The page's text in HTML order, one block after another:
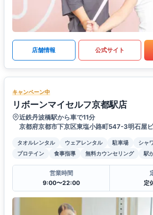
店舗情報 公式サイト
キャンペーン中
リボーンマイセルフ京都駅店
近鉄丹波橋駅から車で11分
京都府京都市下京区東塩小路町547-3明石屋
タオルレンタル ウェアレンタル 駐車場 シャ
プロテイン
食事指導 無料カウンセリング 駅
営業時間
9:00〜22:00
定